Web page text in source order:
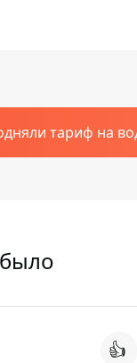
тариф на
👍